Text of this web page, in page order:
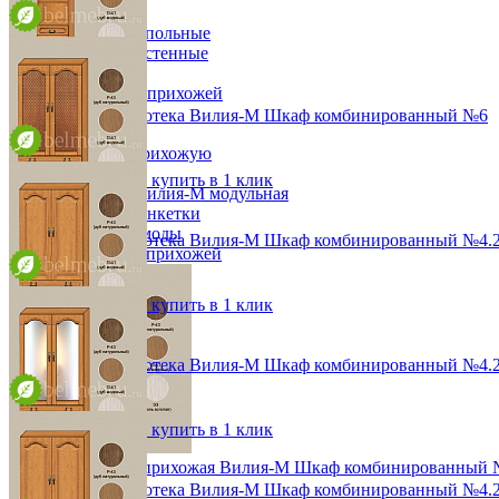
Прихожая
Вешалки напольные
Вешалки настенные
Газетница
Зеркала для прихожей
Ключницы
Консоли
Наборы в прихожую
Прихожая Вилия-М модульная
Скамьи и банкетки
Тумбы и комоды
Шкафы для прихожей
Модульная прихожая Вилия-М Шкаф комбинированный
34 872 ₽
Модульная библиотека Вилия-М Шкаф комбинированный №6
от 39 996 ₽
48,2х190х36,8 см
В корзину
Быстро купить в 1 клик
Модульная библиотека Вилия-М Шкаф комбинированный
от 84 576 ₽
96,4х190х36,8 см
В корзину
Быстро купить в 1 клик
Модульная библиотека Вилия-М Шкаф комбинированный
от 78 552 ₽
96,4х190х36,8 см
В корзину
Быстро купить в 1 клик
Модульная библиотека Вилия-М Шкаф комбинированный